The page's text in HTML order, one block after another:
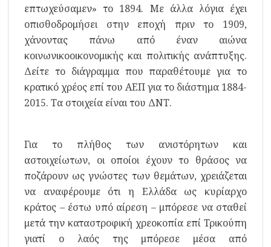
επτωχεύσαμεν» το 1894. Με άλλα λόγια έχει
οπισθοδρομήσει στην εποχή πριν το 1909,
χάνοντας πάνω από έναν αιώνα
κοινωνικοοικονομικής και πολιτικής ανάπτυξης.
Δείτε το διάγραμμα που παραθέτουμε για το
κρατικό χρέος επί του ΑΕΠ για το διάστημα 1884-
2015. Τα στοιχεία είναι του ΔΝΤ.
Για το πλήθος των ανιστόρητων και
αστοιχείωτων, οι οποίοι έχουν το θράσος να
ποζάρουν ως γνώστες των θεμάτων, χρειάζεται
να αναφέρουμε ότι η Ελλάδα ως κυρίαρχο
κράτος – έστω υπό αίρεση – μπόρεσε να σταθεί
μετά την καταστροφική χρεοκοπία επί Τρικούπη
γιατί ο λαός της μπόρεσε μέσα από